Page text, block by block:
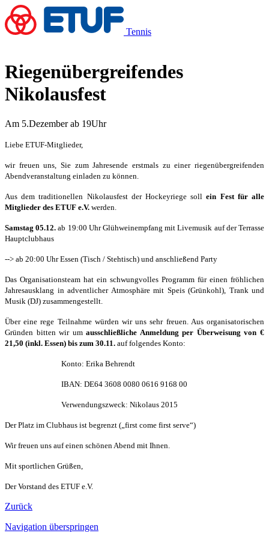
Tennis
Riegenübergreifendes
Nikolausfest
Am 5.Dezember ab 19Uhr
Liebe ETUF-Mitglieder,
wir freuen uns, Sie zum Jahresende erstmals zu einer riegenübergreifenden
Abendveranstaltung einladen zu können.
Aus dem traditionellen Nikolausfest der Hockeyriege sollein Fest für alle
Mitglieder des ETUF e.V. werden.
Samstag 05.12. ab 19:00 Uhr Glühweinempfang mit Livemusik auf der Terrasse
Hauptclubhaus
--> ab 20:00 Uhr Essen (Tisch / Stehtisch) und anschließend Party
Das Organisationsteam hat ein schwungvolles Programm für einen fröhlichen
Jahresausklang in adventlicher Atmosphäre mit Speis (Grünkohl), Trank und
Musik (DJ) zusammengestellt.
Über eine rege Teilnahme würden wir uns sehr freuen. Aus organisatorischen
Gründen bitten wir umausschließliche Anmeldung per Überweisung von €
21,50 (inkl. Essen) bis zum 30.11. auf folgendes Konto:
Konto: Erika Behrendt
IBAN: DE64 3608 0080 0616 9168 00
Verwendungszweck: Nikolaus 2015
Der Platz im Clubhaus ist begrenzt („first come first serve“)
Wir freuen uns auf einen schönen Abend mit Ihnen.
Mit sportlichen Grüßen,
Der Vorstand des ETUF e.V.
Zurück
Navigation überspringen